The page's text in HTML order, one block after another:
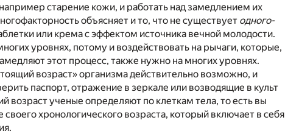
старение кожи, и работать над замедлением их
объясняет и то, что не существует одного-
или крема с эффектом источника вечной молодости.
уровнях, потому и воздействовать на рычаги, которые,
этот процесс, также нужно на многих уровнях.
возраст» организма действительно возможно, и
паспорт, отражение в зеркале или возводящие в культ
возраст ученые определяют по клеткам тела, то есть вы
хронологического возраста, который включает в себя